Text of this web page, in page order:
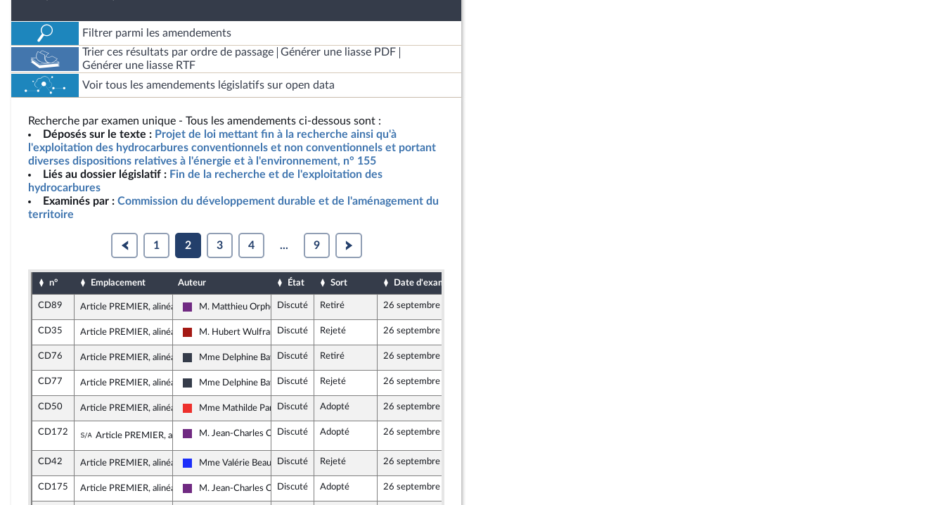
Filtrer parmi les amendements
Trier ces résultats par ordre de passage
Générer une liasse PDF
Générer une liasse RTF
Voir tous les amendements législatifs sur open data
Recherche par examen unique - Tous les amendements ci-dessous sont :
Déposés sur le texte : Projet de loi mettant fin à la recherche ainsi qu'à
l'exploitation des hydrocarbures conventionnels et non conventionnels et portant
diverses dispositions relatives à l'énergie et à l'environnement, n° 155
Liés au dossier législatif : Fin de la recherche et de l'exploitation des
hydrocarbures
Examinés par : Commission du développement durable et de l'aménagement du
territoire
1 2 3 4 ... 9
n° Emplacement Auteur État Sort Date d'examen
CD89 Article PREMIER, alinéa 8
La République en Marche
M. Matthieu OrphelinDiscuté Retiré 26 septembre 2017
CD35 Article PREMIER, alinéa 8
Gauche démocrate et républicaine
M. Hubert WulfrancDiscuté Rejeté 26 septembre 2017
CD76 Article PREMIER, alinéa 9
Nouvelle Gauche
Mme Delphine BathoDiscuté Retiré 26 septembre 2017
CD77 Article PREMIER, alinéa 9
Nouvelle Gauche
Mme Delphine BathoDiscuté Rejeté 26 septembre 2017
CD50 Article PREMIER, alinéa 9
La France insoumise
Mme Mathilde PanotDiscuté Adopté 26 septembre 2017
CD172 Sous-amendement de l'amendement n°CD50
Article PREMIER, alinéa 9La République en Marche
M. Jean-Charles Colas-Roy
Discuté Adopté 26 septembre 2017
CD42 Article PREMIER, alinéa 9
Les Républicains
Mme Valérie BeauvaisDiscuté Rejeté 26 septembre 2017
CD175 Article PREMIER, alinéa 9
La République en Marche
M. Jean-Charles Colas-Roy
Discuté Adopté 26 septembre 2017